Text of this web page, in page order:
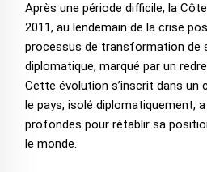
Après une période difficile, la
2011, au lendemain de la crise
processus de transformation de
diplomatique, marqué par un
Cette évolution s’inscrit dans
le pays, isolé diplomatiquement,
profondes pour rétablir sa
le monde.